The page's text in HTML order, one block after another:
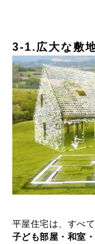
3-1.広大な敷
平屋住宅は、すべ
子ども部屋・和室